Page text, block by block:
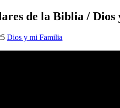
de la Biblia /
Dios y mi Familia